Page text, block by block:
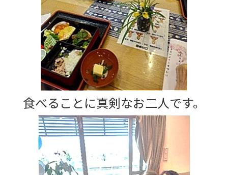
食べることに真剣なお二人です。